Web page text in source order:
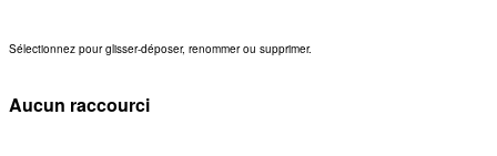
Sélectionnez pour glisser-déposer, renommer ou supprimer.
Aucun raccourci